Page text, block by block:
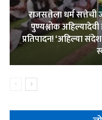
राजसत्तेला धर्म
पुण्यश्लोक
प्रतिपादन! ‘अहिल्या